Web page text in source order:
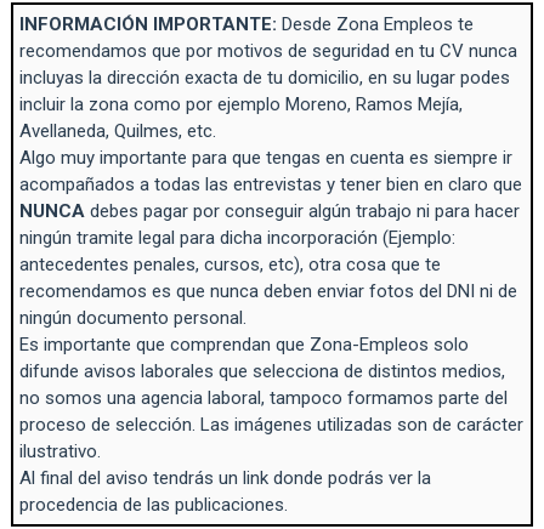
INFORMACIÓN IMPORTANTE: Desde Zona Empleos te
recomendamos que por motivos de seguridad en tu CV nunca
incluyas la dirección exacta de tu domicilio, en su lugar podes
incluir la zona como por ejemplo Moreno, Ramos Mejía,
Avellaneda, Quilmes, etc.
Algo muy importante para que tengas en cuenta es siempre ir
acompañados a todas las entrevistas y tener bien en claro que
NUNCA debes pagar por conseguir algún trabajo ni para hacer
ningún tramite legal para dicha incorporación (Ejemplo:
antecedentes penales, cursos, etc), otra cosa que te
recomendamos es que nunca deben enviar fotos del DNI ni de
ningún documento personal.
Es importante que comprendan que Zona-Empleos solo
difunde avisos laborales que selecciona de distintos medios,
no somos una agencia laboral, tampoco formamos parte del
proceso de selección. Las imágenes utilizadas son de carácter
ilustrativo.
Al final del aviso tendrás un link donde podrás ver la
procedencia de las publicaciones.